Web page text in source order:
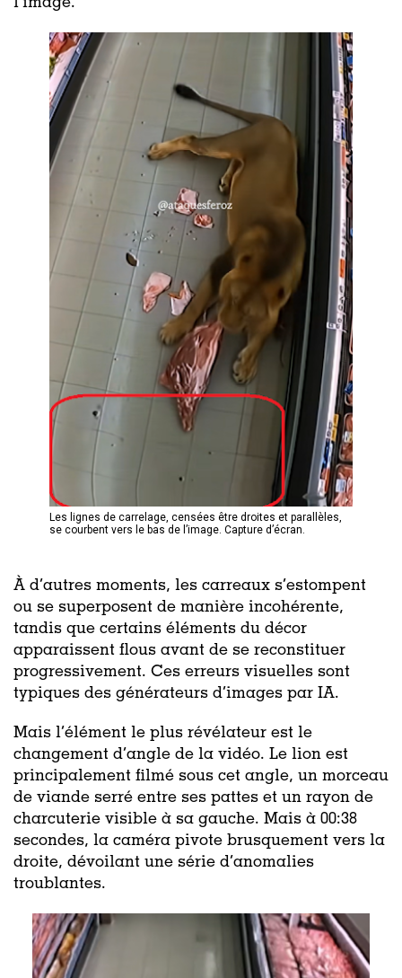
l’image.
Les lignes de carrelage, censées être droites et parallèles,
se courbent vers le bas de l’image. Capture d’écran.
À d’autres moments, les carreaux s’estompent
ou se superposent de manière incohérente,
tandis que certains éléments du décor
apparaissent flous avant de se reconstituer
progressivement. Ces erreurs visuelles sont
typiques des générateurs d’images par IA.
Mais l’élément le plus révélateur est le
changement d’angle de la vidéo. Le lion est
principalement filmé sous cet angle, un morceau
de viande serré entre ses pattes et un rayon de
charcuterie visible à sa gauche. Mais à 00:38
secondes, la caméra pivote brusquement vers la
droite, dévoilant une série d’anomalies
troublantes.